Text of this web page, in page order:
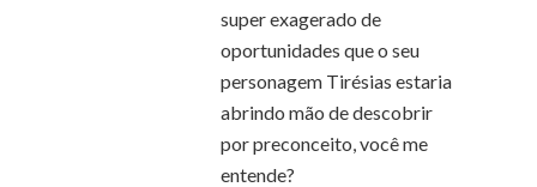
super exagerado de
oportunidades que o seu
personagem Tirésias estaria
abrindo mão de descobrir
por preconceito, você me
entende?